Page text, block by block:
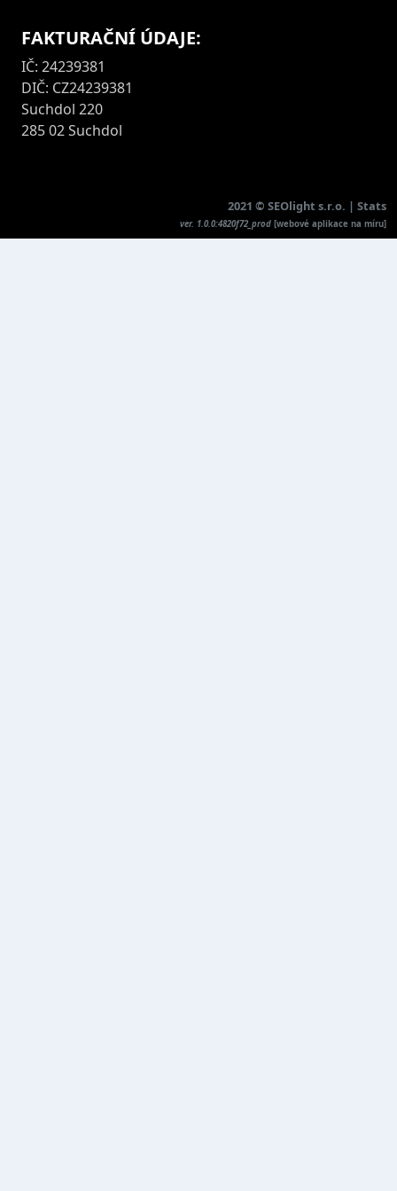
FAKTURAČNÍ ÚDAJE:
IČ: 24239381
DIČ: CZ24239381
Suchdol 220
285 02 Suchdol
2021 © SEOlight s.r.o. | Stats
ver. 1.0.0:4820f72_prod [webové aplikace na míru]